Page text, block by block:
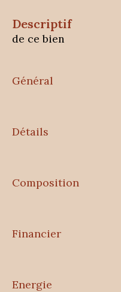
descriptif
de ce bien
Général
Détails
Composition
Financier
Energie